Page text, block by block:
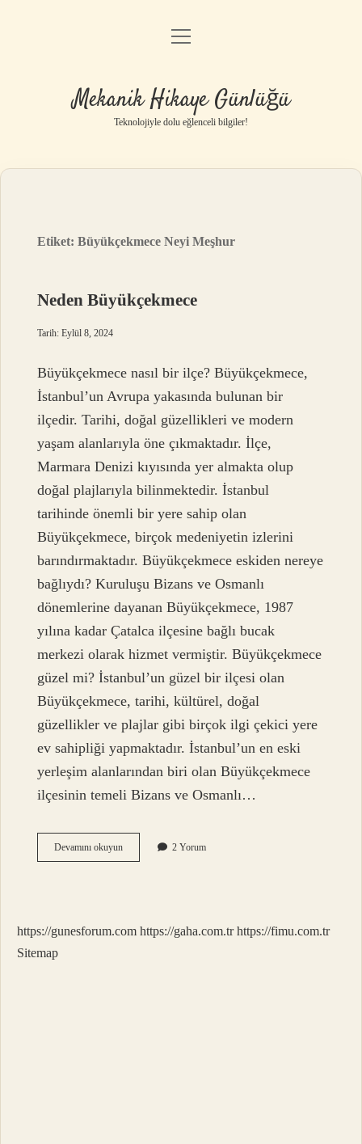
Anasayfa
Yasal Uyarı
menüyü
Mekanik Hikaye Günlüğü
Teknolojiyle dolu eğlenceli bilgiler!
Etiket:Büyükçekmece Neyi Meşhur
Neden Büyükçekmece
Tarih: Eylül 8, 2024
Büyükçekmece nasıl bir ilçe? Büyükçekmece,
İstanbul’un Avrupa yakasında bulunan bir
ilçedir. Tarihi, doğal güzellikleri ve modern
yaşam alanlarıyla öne çıkmaktadır. İlçe,
Marmara Denizi kıyısında yer almakta olup
doğal plajlarıyla bilinmektedir. İstanbul
tarihinde önemli bir yere sahip olan
Büyükçekmece, birçok medeniyetin izlerini
barındırmaktadır. Büyükçekmece eskiden nereye
bağlıydı? Kuruluşu Bizans ve Osmanlı
dönemlerine dayanan Büyükçekmece, 1987
yılına kadar Çatalca ilçesine bağlı bucak
merkezi olarak hizmet vermiştir. Büyükçekmece
güzel mi? İstanbul’un güzel bir ilçesi olan
Büyükçekmece, tarihi, kültürel, doğal
güzellikler ve plajlar gibi birçok ilgi çekici yere
ev sahipliği yapmaktadır. İstanbul’un en eski
yerleşim alanlarından biri olan Büyükçekmece
ilçesinin temeli Bizans ve Osmanlı…
Devamını okuyunNeden
Büyükçekmece
2 Yorum
https://gunesforum.com https://gaha.com.tr https://fimu.com.tr
Sitemap